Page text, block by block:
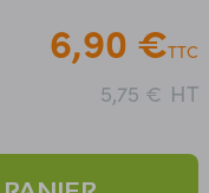
6,90 €TTC
5,75 € HT